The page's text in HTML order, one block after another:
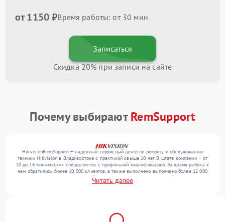
от 1150 ₽Время работы: от 30 мин
Записаться
Скидка 20% при записи на сайте
Почему выбираютRemSupport
HikvisionRemSupport — надежный сервисный центр по ремонту и обслуживанию
техники Hikvision в Владивостоке с практикой свыше 10 лет. В штате компании — от
10 до 16 технических специалистов с профильной квалификацией. За время работы к
нам обратились более 10 000 клиентов, а также выполнено выполнено более 12 000
ремонтов. Ежемесячно в сервисный центр поступает более 300 устройств, включая , , .
Мы устраняем поломки любой сложности и поддерживаем высокий стандарт
Читать далее